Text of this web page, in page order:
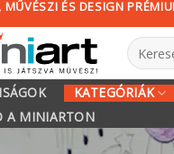
MŰVÉSZI ÉS DESIGN
Keresés
a
KATEGÓRIÁK
A MINIARTON